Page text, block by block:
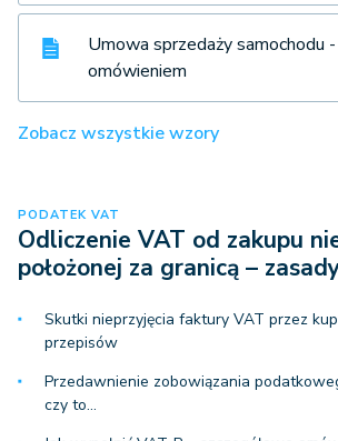
Umowa sprzedaży samochodu
omówieniem
Zobacz wszystkie wzory
PODATEK VAT
Odliczenie VAT od zakupu
położonej za granicą –
Skutki nieprzyjęcia faktury VAT przez
przepisów
Przedawnienie zobowiązania
czy to…